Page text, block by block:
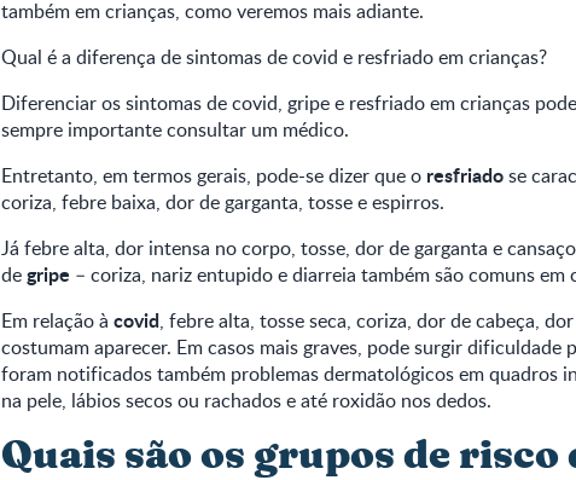
também em crianças, como veremos mais adiante.
Qual é a diferença de sintomas de covid e resfriado em crianças?
Diferenciar os sintomas de covid, gripe e resfriado em crianças
sempre importante consultar um médico.
Entretanto, em termos gerais, pode-se dizer que o resfriadose
coriza, febre baixa, dor de garganta, tosse e espirros.
Já febre alta, dor intensa no corpo, tosse, dor de garganta e
degripe – coriza, nariz entupido e diarreia também são comuns em
Em relação à covid, febre alta, tosse seca, coriza, dor de cabeça,
costumam aparecer. Em casos mais graves, pode surgir dificuldade
foram notificados também problemas dermatológicos em quadros
na pele, lábios secos ou rachados e até roxidão nos dedos.
Quais são os grupos de risco